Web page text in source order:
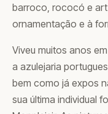
barroco, rococó e
ornamentação e à
Viveu muitos anos
a azulejaria
bem como já expos
sua última individual